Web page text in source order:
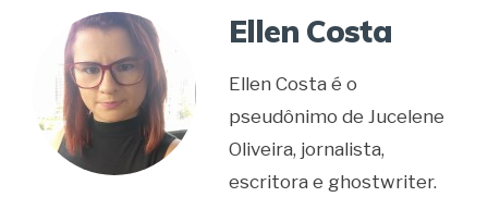
Ellen Costa
Ellen Costa é o
pseudônimo de Jucelene
Oliveira, jornalista,
escritora e ghostwriter.